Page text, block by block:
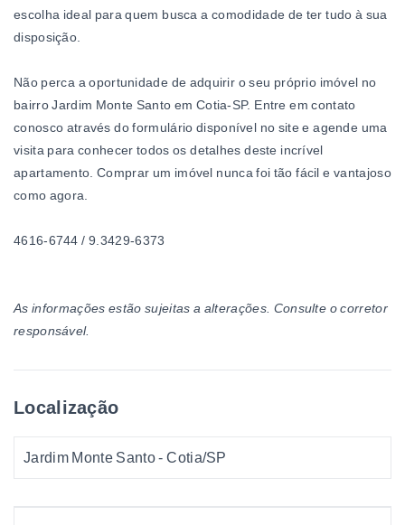
escolha ideal para quem busca a comodidade de ter tudo à sua
disposição.
Não perca a oportunidade de adquirir o seu próprio imóvel no
bairro Jardim Monte Santo em Cotia-SP. Entre em contato
conosco através do formulário disponível no site e agende uma
visita para conhecer todos os detalhes deste incrível
apartamento. Comprar um imóvel nunca foi tão fácil e vantajoso
como agora.
4616-6744 / 9.3429-6373
As informações estão sujeitas a alterações. Consulte o corretor
responsável.
Localização
Jardim Monte Santo - Cotia/SP